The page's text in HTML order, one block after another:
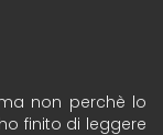
non perchè lo
finito di leggere